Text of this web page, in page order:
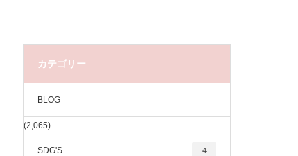
カテゴリー
BLOG
(2,065)
SDG'S 4